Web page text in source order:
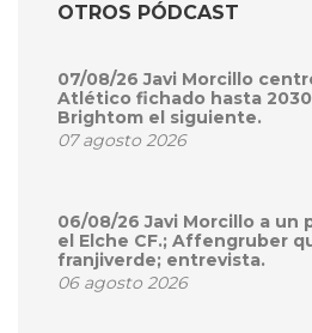
OTROS PÓDCAST
07/08/26 Javi Morcillo
Atlético fichado hasta
Brightom el siguiente.
07 agosto 2026
06/08/26 Javi Morcillo a un
el Elche CF.; Affengruber
franjiverde; entrevista.
06 agosto 2026